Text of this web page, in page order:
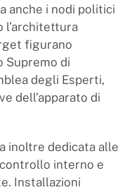
anche i nodi politici
l’architettura
figurano
Supremo di
degli Esperti,
dell’apparato di
inoltre dedicata alle
interno e
Installazioni